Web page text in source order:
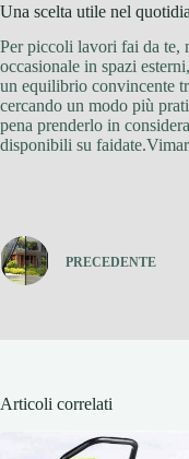
Una scelta utile nel
Per piccoli lavori fai da te,
occasionale in spazi esterni,
un equilibrio convincente
cercando un modo più
pena prenderlo in
disponibili su
PRECEDENTE
Articoli correlati